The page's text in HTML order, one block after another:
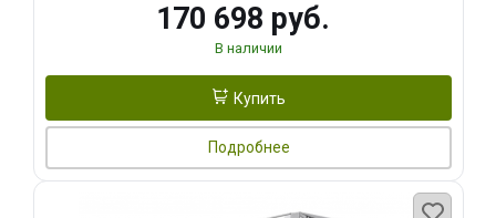
170 698 руб.
В наличии
Купить
Подробнее